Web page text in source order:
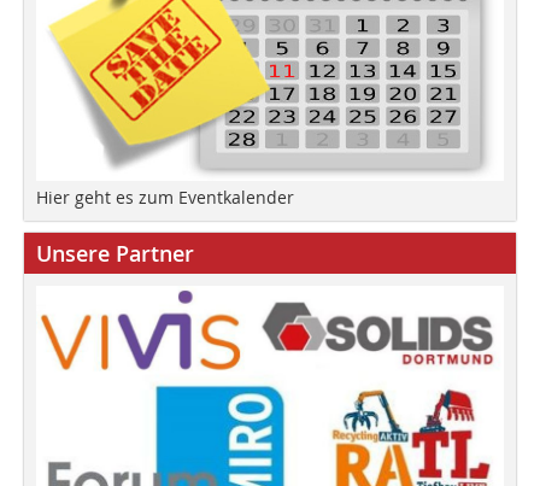
Hier geht es zum Eventkalender
Unsere Partner